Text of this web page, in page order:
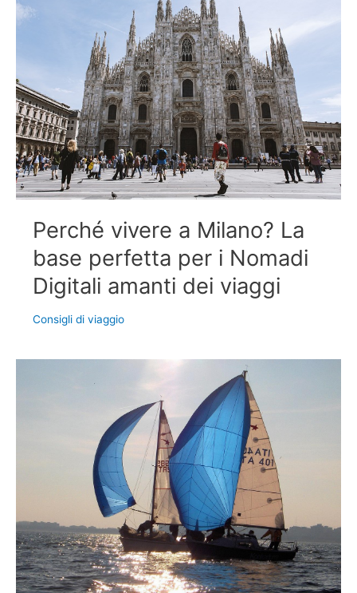
Perché vivere a Milano? La
base perfetta per i Nomadi
Digitali amanti dei viaggi
Consigli di viaggio